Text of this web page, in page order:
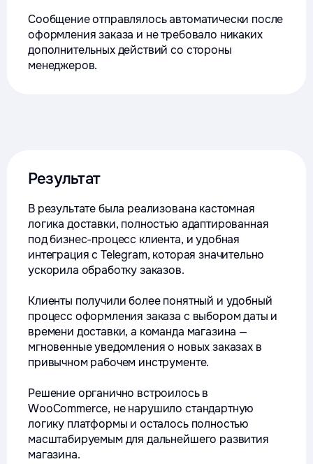
Сообщение отправлялось автоматически после
оформления заказа и не требовало никаких
дополнительных действий со стороны
менеджеров.
Результат
В результате была реализована кастомная
логика доставки, полностью адаптированная
под бизнес-процесс клиента, и удобная
интеграция с Telegram, которая значительно
ускорила обработку заказов.
Клиенты получили более понятный и удобный
процесс оформления заказа с выбором даты и
времени доставки, а команда магазина —
мгновенные уведомления о новых заказах в
привычном рабочем инструменте.
Решение органично встроилось в
WooCommerce, не нарушило стандартную
логику платформы и осталось полностью
масштабируемым для дальнейшего развития
магазина.